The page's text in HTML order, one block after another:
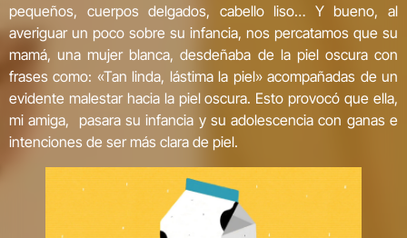
pequeños, cuerpos delgados, cabello liso… Y bueno, al
averiguar un poco sobre su infancia, nos percatamos que su
mamá, una mujer blanca, desdeñaba de la piel oscura con
frases como: «Tan linda, lástima la piel» acompañadas de un
evidente malestar hacia la piel oscura. Esto provocó que ella,
mi amiga, pasara su infancia y su adolescencia con ganas e
intenciones de ser más clara de piel.